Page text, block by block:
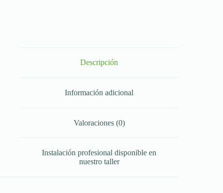
Descripción
Información adicional
Valoraciones (0)
Instalación profesional disponible en
nuestro taller